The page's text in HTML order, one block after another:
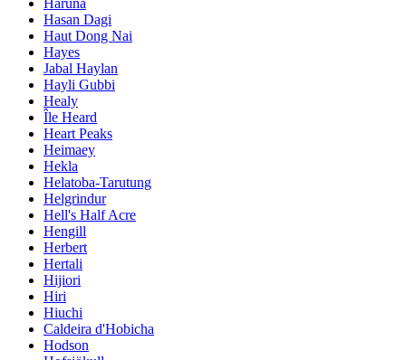
Hasan Dagi
Haut Dong Nai
Hayes
Jabal Haylan
Hayli Gubbi
Healy
Île Heard
Heart Peaks
Heimaey
Hekla
Helatoba-Tarutung
Helgrindur
Hell's Half Acre
Hengill
Herbert
Hertali
Hijiori
Hiri
Hiuchi
Caldeira d'Hobicha
Hodson